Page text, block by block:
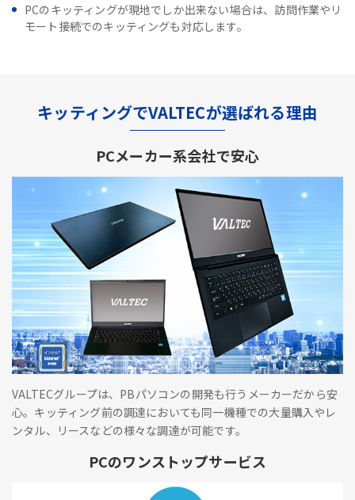
PCのキッティングが現地でしか出来ない場合は、訪問作業やリ
モート接続でのキッティングも対応します。
キッティングでVALTECが選ばれる理由
PCメーカー系会社で安心
VALTECグループは、PBパソコンの開発も行うメーカーだから安
心。キッティング前の調達においても同一機種での大量購入やレ
ンタル、リースなどの様々な調達が可能です。
PCのワンストップサービス